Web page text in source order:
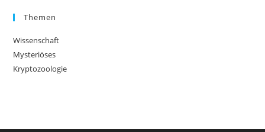
Themen
Wissenschaft
Mysteriöses
Kryptozoologie